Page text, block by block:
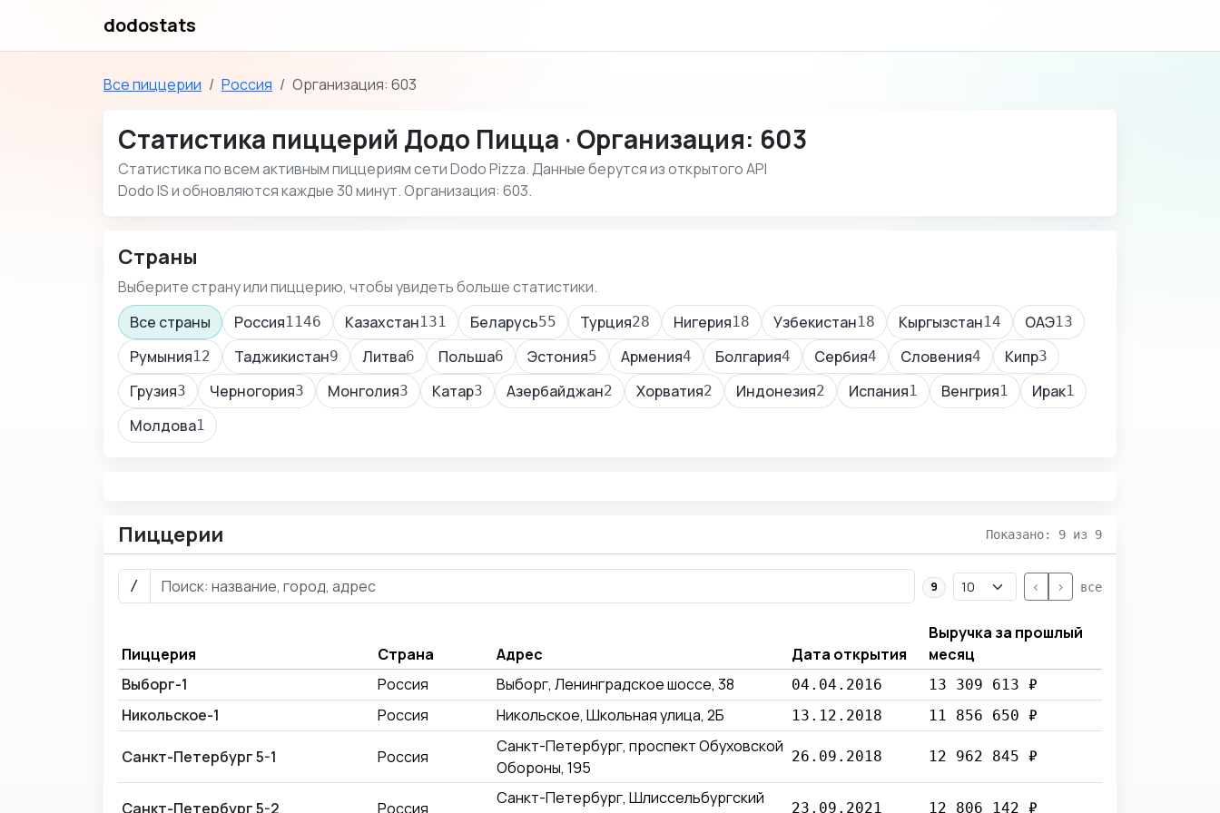
dodostats
Все пиццерии Россия Организация: 603
Статистика пиццерий Додо Пицца · Организация: 603
Статистика по всем активным пиццериям сети Dodo Pizza. Данные берутся из открытого API
Dodo IS и обновляются каждые 30 минут. Организация: 603.
Страны
Выберите страну или пиццерию, чтобы увидеть больше статистики.
Все страны
Россия1146 Казахстан131 Беларусь55 Турция28 Нигерия18 Узбекистан18 Кыргызстан14 ОАЭ13
Румыния12 Таджикистан9 Литва6 Польша6 Эстония5 Армения4 Болгария4 Сербия4 Словения4 Кипр3
Грузия3 Черногория3 Монголия3 Катар3 Азербайджан2 Хорватия2 Индонезия2 Испания1 Венгрия1 Ирак1
Молдова1
Пиццерии Показано: 9 из 9
/ 9 < > все
Пиццерия Страна Адрес Дата открытия
Выручка за прошлый
месяц
Выборг-1
Россия Выборг, Ленинградское шоссе, 38 04.04.2016 13 309 613 ₽
Никольское-1 Россия Никольское, Школьная улица, 2Б 13.12.2018 11 856 650 ₽
Санкт-Петербург 5-1 Россия
Санкт-Петербург, проспект Обуховской
Обороны, 195
26.09.2018 12 962 845 ₽
Санкт-Петербург 5-2 Россия
Санкт-Петербург, Шлиссельбургский
23.09.2021 12 806 142 ₽